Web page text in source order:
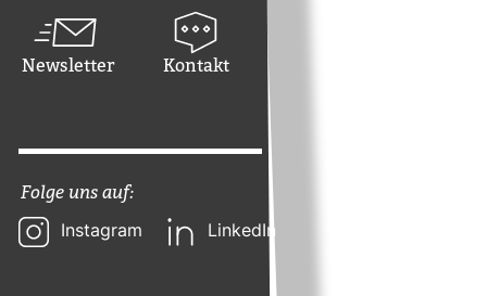
Newsletter Kontakt
Folge uns auf:
Instagram LinkedIn